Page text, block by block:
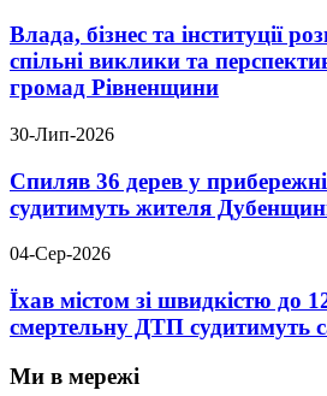
Влада, бізнес та інституції
спільні виклики та
громад Рівненщини
30-Лип-2026
Спиляв 36 дерев у
судитимуть жителя
04-Сер-2026
Їхав містом зі швидкістю до
смертельну ДТП судитимуть
Ми в мережі